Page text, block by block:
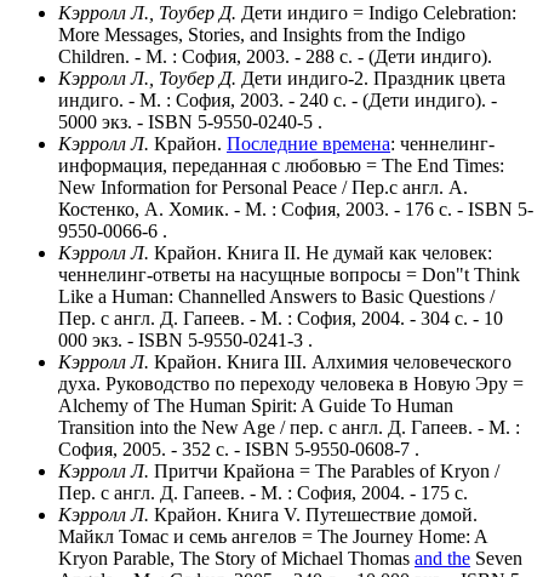
Кэрролл Л., Тоубер Д. Дети индиго = Indigo Celebration:
More Messages, Stories, and Insights from the Indigo
Children. - М. : София, 2003. - 288 с. - (Дети индиго).
Кэрролл Л., Тоубер Д. Дети индиго-2. Праздник цвета
индиго. - М. : София, 2003. - 240 с. - (Дети индиго). -
5000 экз. - ISBN 5-9550-0240-5 .
Кэрролл Л. Крайон. Последние времена: ченнелинг-
информация, переданная с любовью = The End Times:
New Information for Personal Peace / Пер.с англ. А.
Костенко, А. Хомик. - М. : София, 2003. - 176 с. - ISBN 5-
9550-0066-6 .
Кэрролл Л. Крайон. Книга II. Не думай как человек:
ченнелинг-ответы на насущные вопросы = Don"t Think
Like a Human: Channelled Answers to Basic Questions /
Пер. с англ. Д. Гапеев. - М. : София, 2004. - 304 с. - 10
000 экз. - ISBN 5-9550-0241-3 .
Кэрролл Л. Крайон. Книга III. Алхимия человеческого
духа. Руководство по переходу человека в Новую Эру =
Alchemy of The Human Spirit: A Guide To Human
Transition into the New Age / пер. с англ. Д. Гапеев. - М. :
София, 2005. - 352 с. - ISBN 5-9550-0608-7 .
Кэрролл Л. Притчи Крайона = The Parables of Kryon /
Пер. с англ. Д. Гапеев. - М. : София, 2004. - 175 с.
Кэрролл Л. Крайон. Книга V. Путешествие домой.
Майкл Томас и семь ангелов = The Journey Home: A
Kryon Parable, The Story of Michael Thomas and the Seven